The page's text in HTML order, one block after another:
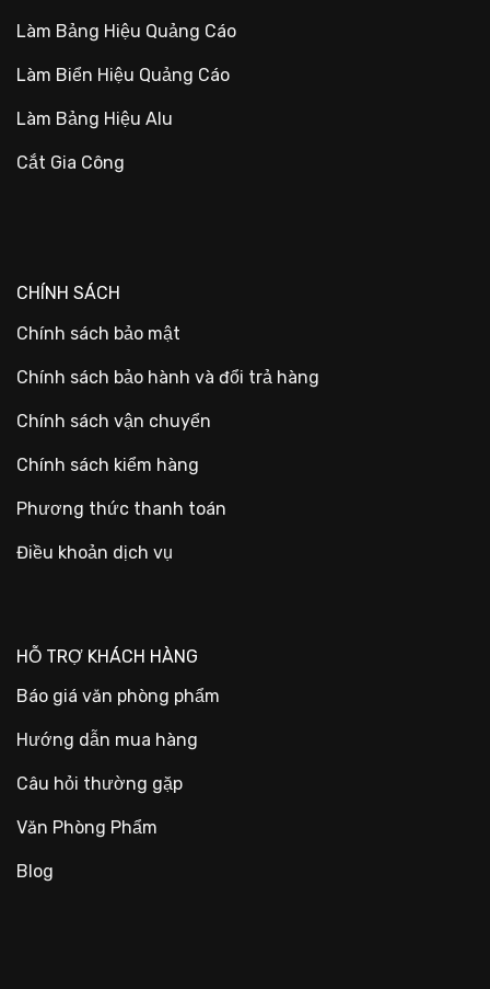
Làm Bảng Hiệu Quảng Cáo
Làm Biển Hiệu Quảng Cáo
Làm Bảng Hiệu Alu
Cắt Gia Công
CHÍNH SÁCH
Chính sách bảo mật
Chính sách bảo hành và đổi trả hàng
Chính sách vận chuyển
Chính sách kiểm hàng
Phương thức thanh toán
Điều khoản dịch vụ
HỖ TRỢ KHÁCH HÀNG
Báo giá văn phòng phẩm
Hướng dẫn mua hàng
Câu hỏi thường gặp
Văn Phòng Phẩm
Blog